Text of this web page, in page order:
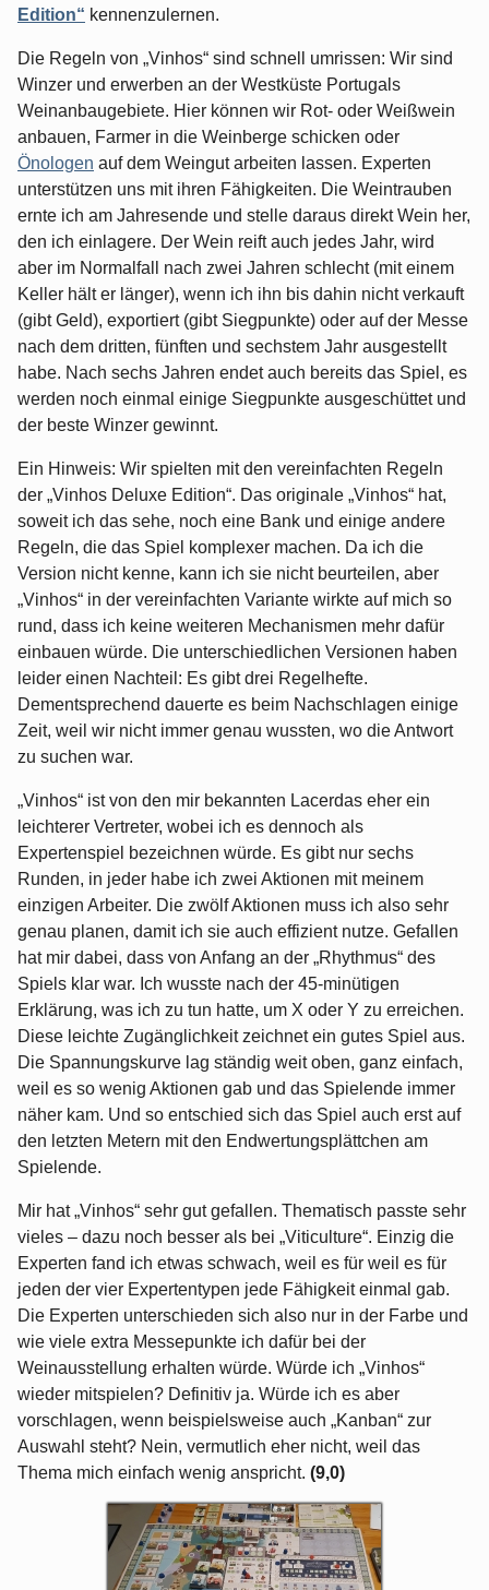
Edition“ kennenzulernen.
Die Regeln von „Vinhos“ sind schnell umrissen: Wir sind
Winzer und erwerben an der Westküste Portugals
Weinanbaugebiete. Hier können wir Rot- oder Weißwein
anbauen, Farmer in die Weinberge schicken oder
Önologen auf dem Weingut arbeiten lassen. Experten
unterstützen uns mit ihren Fähigkeiten. Die Weintrauben
ernte ich am Jahresende und stelle daraus direkt Wein her,
den ich einlagere. Der Wein reift auch jedes Jahr, wird
aber im Normalfall nach zwei Jahren schlecht (mit einem
Keller hält er länger), wenn ich ihn bis dahin nicht verkauft
(gibt Geld), exportiert (gibt Siegpunkte) oder auf der Messe
nach dem dritten, fünften und sechstem Jahr ausgestellt
habe. Nach sechs Jahren endet auch bereits das Spiel, es
werden noch einmal einige Siegpunkte ausgeschüttet und
der beste Winzer gewinnt.
Ein Hinweis: Wir spielten mit den vereinfachten Regeln
der „Vinhos Deluxe Edition“. Das originale „Vinhos“ hat,
soweit ich das sehe, noch eine Bank und einige andere
Regeln, die das Spiel komplexer machen. Da ich die
Version nicht kenne, kann ich sie nicht beurteilen, aber
„Vinhos“ in der vereinfachten Variante wirkte auf mich so
rund, dass ich keine weiteren Mechanismen mehr dafür
einbauen würde. Die unterschiedlichen Versionen haben
leider einen Nachteil: Es gibt drei Regelhefte.
Dementsprechend dauerte es beim Nachschlagen einige
Zeit, weil wir nicht immer genau wussten, wo die Antwort
zu suchen war.
„Vinhos“ ist von den mir bekannten Lacerdas eher ein
leichterer Vertreter, wobei ich es dennoch als
Expertenspiel bezeichnen würde. Es gibt nur sechs
Runden, in jeder habe ich zwei Aktionen mit meinem
einzigen Arbeiter. Die zwölf Aktionen muss ich also sehr
genau planen, damit ich sie auch effizient nutze. Gefallen
hat mir dabei, dass von Anfang an der „Rhythmus“ des
Spiels klar war. Ich wusste nach der 45-minütigen
Erklärung, was ich zu tun hatte, um X oder Y zu erreichen.
Diese leichte Zugänglichkeit zeichnet ein gutes Spiel aus.
Die Spannungskurve lag ständig weit oben, ganz einfach,
weil es so wenig Aktionen gab und das Spielende immer
näher kam. Und so entschied sich das Spiel auch erst auf
den letzten Metern mit den Endwertungsplättchen am
Spielende.
Mir hat „Vinhos“ sehr gut gefallen. Thematisch passte sehr
vieles – dazu noch besser als bei „Viticulture“. Einzig die
Experten fand ich etwas schwach, weil es für weil es für
jeden der vier Expertentypen jede Fähigkeit einmal gab.
Die Experten unterschieden sich also nur in der Farbe und
wie viele extra Messepunkte ich dafür bei der
Weinausstellung erhalten würde. Würde ich „Vinhos“
wieder mitspielen? Definitiv ja. Würde ich es aber
vorschlagen, wenn beispielsweise auch „Kanban“ zur
Auswahl steht? Nein, vermutlich eher nicht, weil das
Thema mich einfach wenig anspricht. (9,0)